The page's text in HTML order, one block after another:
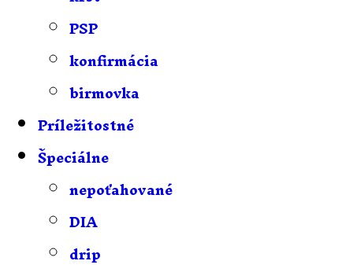
PSP
konfirmácia
birmovka
Príležitostné
Špeciálne
nepoťahované
DIA
drip